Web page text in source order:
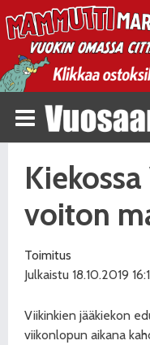
voiton
Toimitus
Julkaistu 18.10.2019
Viikinkien jääkiekon
viikonlopun aikana